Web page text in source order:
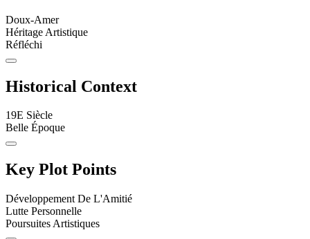
Doux-Amer
Héritage Artistique
Réfléchi
Historical Context
19E Siècle
Belle Époque
Key Plot Points
Développement De L'Amitié
Lutte Personnelle
Poursuites Artistiques